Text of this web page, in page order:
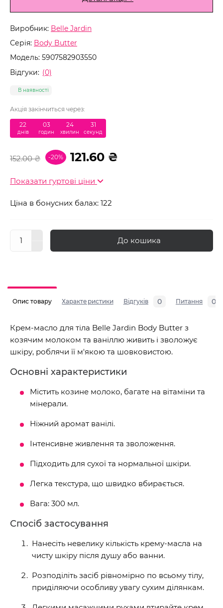
Виробник: Belle Jardin
Серія: Body Butter
Модель: 5907582903550
Відгуки: (0)
В наявності
Акція закінчиться через:
22
днів
03
годин
24
хвилин
30
секунд
152.00 ₴ -20% 121.60 ₴
Показати гуртові ціни
Ціна в бонусних балах: 122
До кошика
Опис товару Характеристики Відгуків 0 Питання 0
Крем-масло для тіла Belle Jardin Body Butter з
козячим молоком та ваніллю живить і зволожує
шкіру, роблячи її м'якою та шовковистою.
Основні характеристики
Містить козине молоко, багате на вітаміни та
мінерали.
Ніжний аромат ванілі.
Інтенсивне живлення та зволоження.
Підходить для сухої та нормальної шкіри.
Легка текстура, що швидко вбирається.
Вага: 300 мл.
Спосіб застосування
Нанесіть невелику кількість крему-масла на
чисту шкіру після душу або ванни.
Розподіліть засіб рівномірно по всьому тілу,
приділяючи особливу увагу сухим ділянкам.